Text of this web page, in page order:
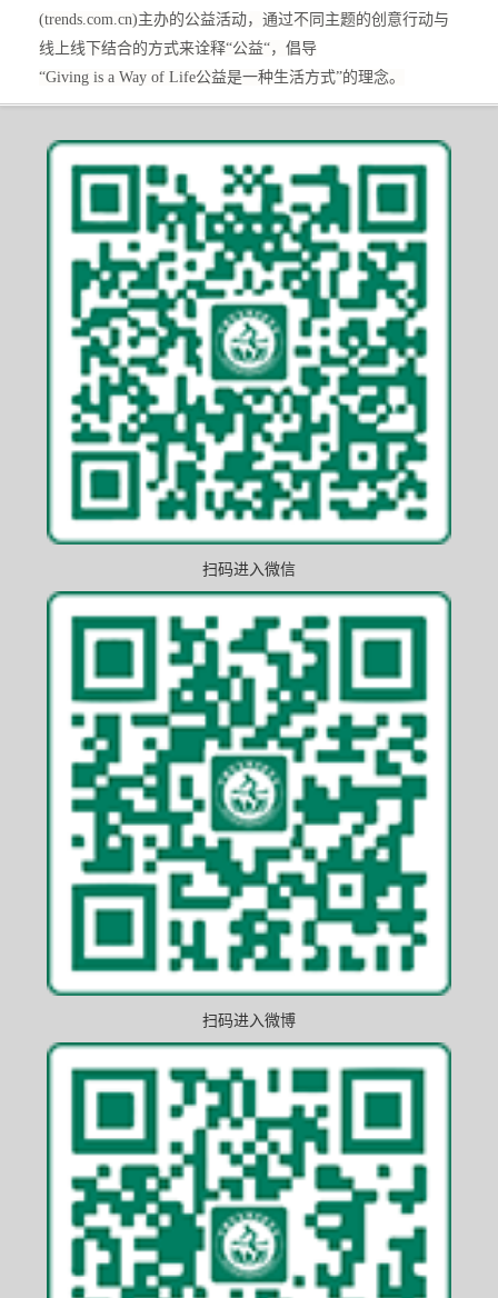
(trends.com.cn)主办的公益活动，通过不同主题的创意行动与
线上线下结合的方式来诠释“公益“，倡导
“Giving is a Way of Life公益是一种生活方式”的理念。
扫码进入微信
扫码进入微博